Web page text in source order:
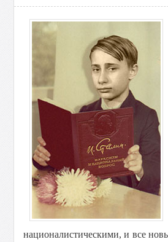
националистическими, и все